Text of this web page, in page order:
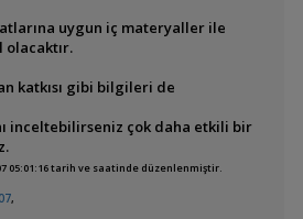
uygun iç materyaller ile
olacaktır.
katkısı gibi bilgileri de
inceltebilirseniz çok daha etkili bir
05:01:16 tarih ve saatinde düzenlenmiştir.
,